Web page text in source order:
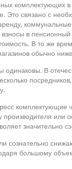
комплектующих
Это связано с
коммунальные
взносы в
В то же
обычно
одинаковы. В
комплектующие
или
значительно
сознательно
большому